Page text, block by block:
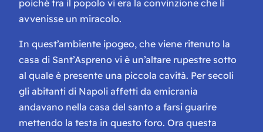
poiché tra il popolo vi era la convinzione che lì
avvenisse un miracolo.
In quest’ambiente ipogeo, che viene ritenuto la
casa di Sant’Aspreno vi è un’altare rupestre sotto
al quale è presente una piccola cavità. Per secoli
gli abitanti di Napoli affetti da emicrania
andavano nella casa del santo a farsi guarire
mettendo la testa in questo foro. Ora questa